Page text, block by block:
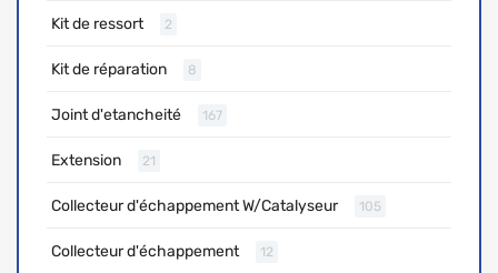
Kit de ressort 2
Kit de réparation 8
Joint d'etancheité 167
Extension 21
Collecteur d'échappement W/Catalyseur 105
Collecteur d'échappement 12